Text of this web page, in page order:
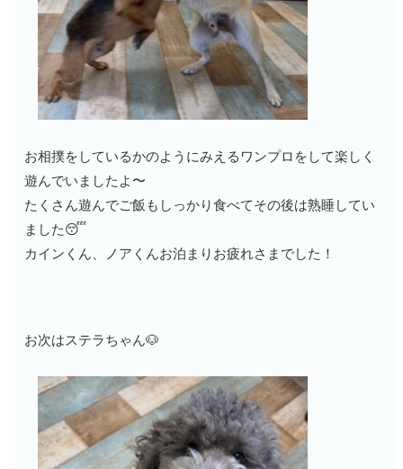
お相撲をしているかのようにみえるワンプロをして楽しく
遊んでいましたよ〜
たくさん遊んでご飯もしっかり食べてその後は熟睡してい
ました😴
カインくん、ノアくんお泊まりお疲れさまでした！
お次はステラちゃん🐶